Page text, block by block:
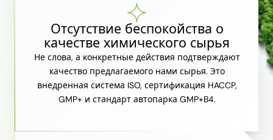
Отсутствие беспокойства о
качестве химического сырья
Не слова, а конкретные действия подтверждают
качество предлагаемого нами сырья. Это
внедренная система ISO, сертификация HACCP,
GMP+ и стандарт автопарка GMP+B4.